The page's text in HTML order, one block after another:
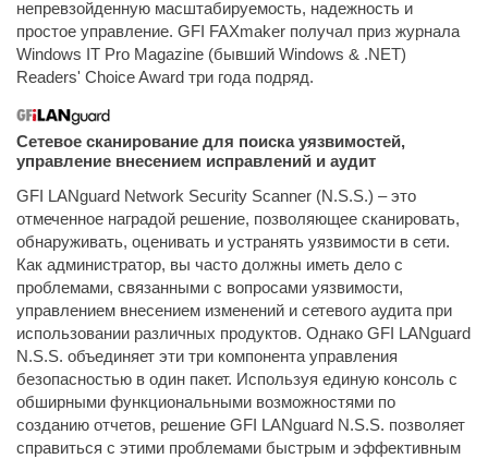
непревзойденную масштабируемость, надежность и
простое управление. GFI FAXmaker получал приз журнала
Windows IT Pro Magazine (бывший Windows & .NET)
Readers' Choice Award три года подряд.
Сетевое сканирование для поиска уязвимостей,
управление внесением исправлений и аудит
GFI LANguard Network Security Scanner (N.S.S.) – это
отмеченное наградой решение, позволяющее сканировать,
обнаруживать, оценивать и устранять уязвимости в сети.
Как администратор, вы часто должны иметь дело с
проблемами, связанными с вопросами уязвимости,
управлением внесением изменений и сетевого аудита при
использовании различных продуктов. Однако GFI LANguard
N.S.S. объединяет эти три компонента управления
безопасностью в один пакет. Используя единую консоль с
обширными функциональными возможностями по
созданию отчетов, решение GFI LANguard N.S.S. позволяет
справиться с этими проблемами быстрым и эффективным